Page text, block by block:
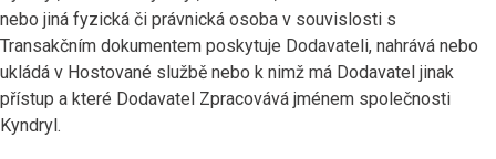
nebo jiná fyzická či právnická osoba v souvislosti s
Transakčním dokumentem poskytuje Dodavateli, nahrává nebo
ukládá v Hostované službě nebo k nimž má Dodavatel jinak
přístup a které Dodavatel Zpracovává jménem společnosti
Kyndryl.